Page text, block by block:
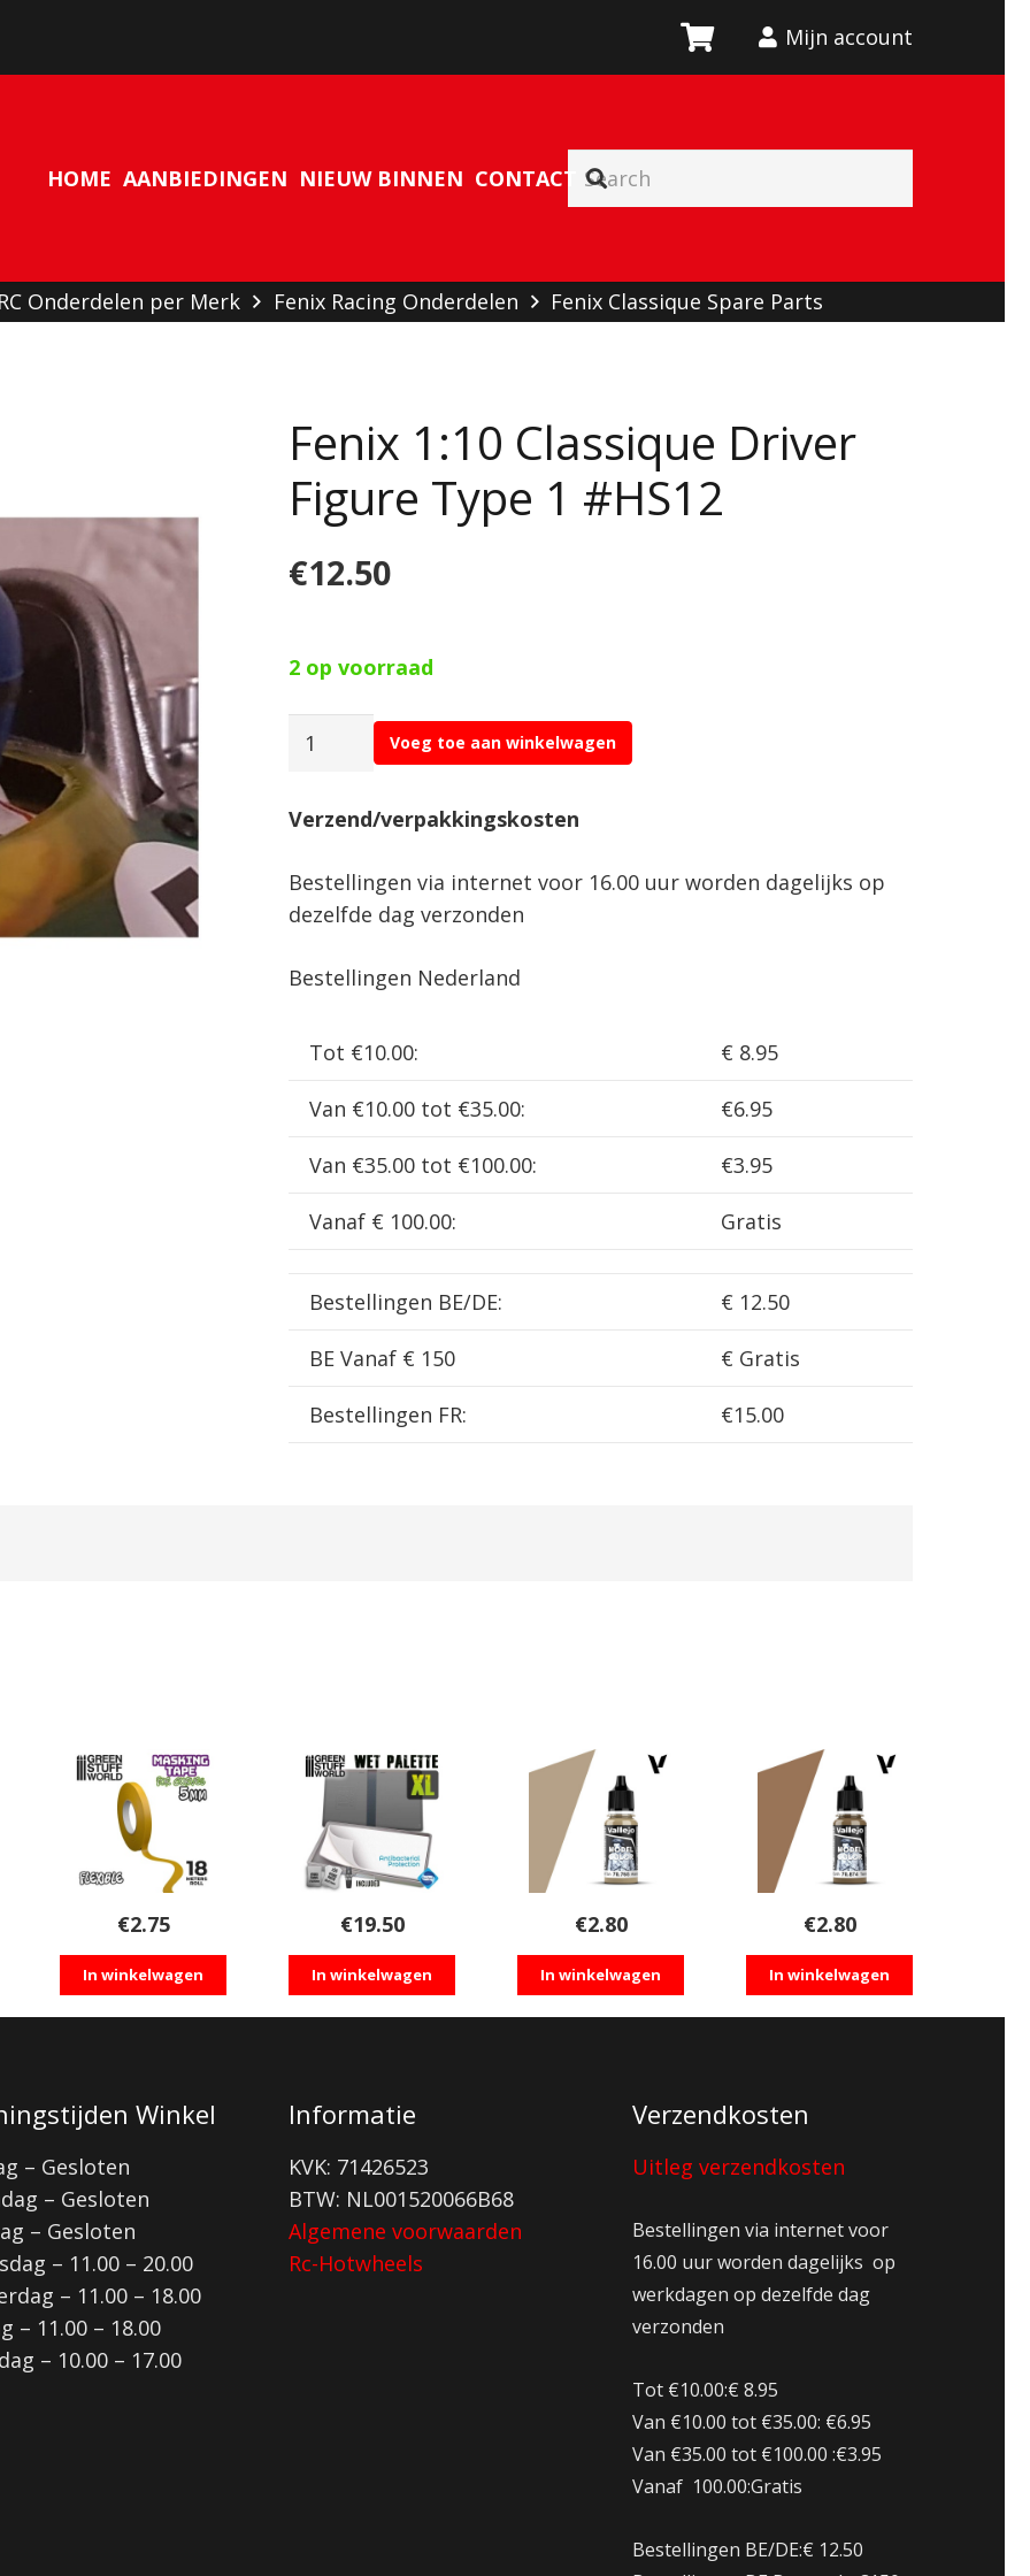
Mijn account
HOME AANBIEDINGEN NIEUW BINNEN CONTACT
Onderdelen per Merk Fenix Racing Onderdelen Fenix Classique Spare Parts
Fenix 1:10 Classique Driver
Figure Type 1 #HS12
€12.50
2 op voorraad
Fenix
Driver
Type
1
aantal
Voeg toe aan winkelwagen
Verzend/verpakkingskosten
Bestellingen via internet voor 16.00 uur worden dagelijks op
dezelfde dag verzonden
Bestellingen Nederland
Tot €10.00: € 8.95
Van €10.00 tot €35.00: €6.95
Van €35.00 tot €100.00: €3.95
Vanaf € 100.00: Gratis
Bestellingen BE/DE: € 12.50
BE Vanaf € 150 € Gratis
Bestellingen FR: €15.00
€2.75
In winkelwagen
€19.50
In winkelwagen
€2.80
In winkelwagen
€2.80
In winkelwagen
Winkel
– Gesloten
– Gesloten
– Gesloten
– 11.00 – 20.00
– 11.00 – 18.00
– 11.00 – 18.00
– 10.00 – 17.00
Informatie
KVK: 71426523
BTW: NL001520066B68
Algemene voorwaarden
Rc-Hotwheels
Verzendkosten
Uitleg verzendkosten
Bestellingen via internet voor
16.00 uur worden dagelijks op
werkdagen op dezelfde dag
verzonden
Tot €10.00:€ 8.95
Van €10.00 tot €35.00: €6.95
Van €35.00 tot €100.00 :€3.95
Vanaf 100.00:Gratis
Bestellingen BE/DE:€ 12.50